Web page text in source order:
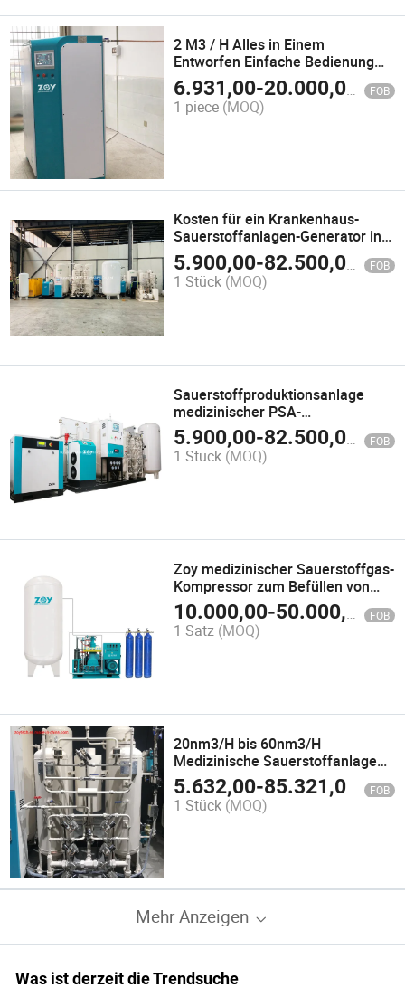
2 M3 / H Alles in Einem
Entworfen Einfache Bedienung
Integrierte
Sauerstofferzeugungsanlage
6.931,00-20.000,00 $FOB
1 piece (MOQ)
Kosten für ein Krankenhaus-
Sauerstoffanlagen-Generator in
China
5.900,00-82.500,00 $FOB
1 Stück (MOQ)
Sauerstoffproduktionsanlage
medizinischer PSA-
Sauerstoffgenerator mit
wettbewerbsfähigen Kosten
5.900,00-82.500,00 $FOB
1 Stück (MOQ)
Zoy medizinischer Sauerstoffgas-
Kompressor zum Befüllen von
Zylindern
10.000,00-50.000,00 $
FOB
1 Satz (MOQ)
20nm3/H bis 60nm3/H
Medizinische Sauerstoffanlage
Psa Sauerstoffgenerator
5.632,00-85.321,00 $FOB
1 Stück (MOQ)
Mehr Anzeigen
Was ist derzeit die Trendsuche